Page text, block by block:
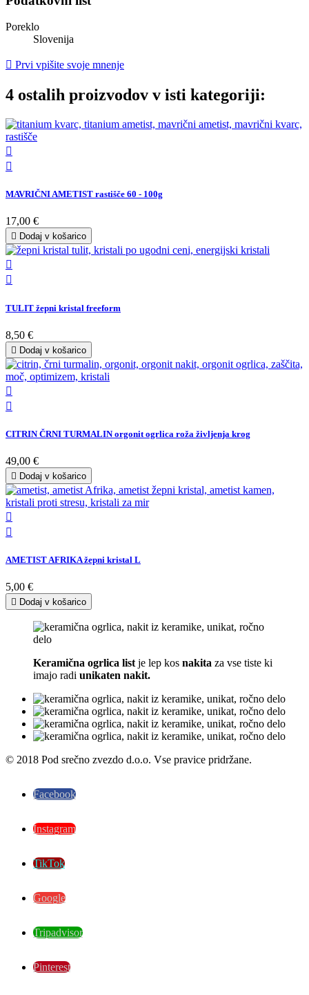
Poreklo
Slovenija
 Prvi vpišite svoje mnenje
4 ostalih proizvodov v isti kategoriji:


MAVRIČNI AMETIST rastišče 60 - 100g
17,00 €
 Dodaj v košarico


TULIT žepni kristal freeform
8,50 €
 Dodaj v košarico


CITRIN ČRNI TURMALIN orgonit ogrlica roža življenja krog
49,00 €
 Dodaj v košarico


AMETIST AFRIKA žepni kristal L
5,00 €
 Dodaj v košarico
Keramična ogrlica listje lep kos nakita za vse tiste ki
imajo radi unikaten nakit.
© 2018 Pod srečno zvezdo d.o.o. Vse pravice pridržane.
Facebook
Instagram
TikTok
Google
Tripadvisor
Pinterest